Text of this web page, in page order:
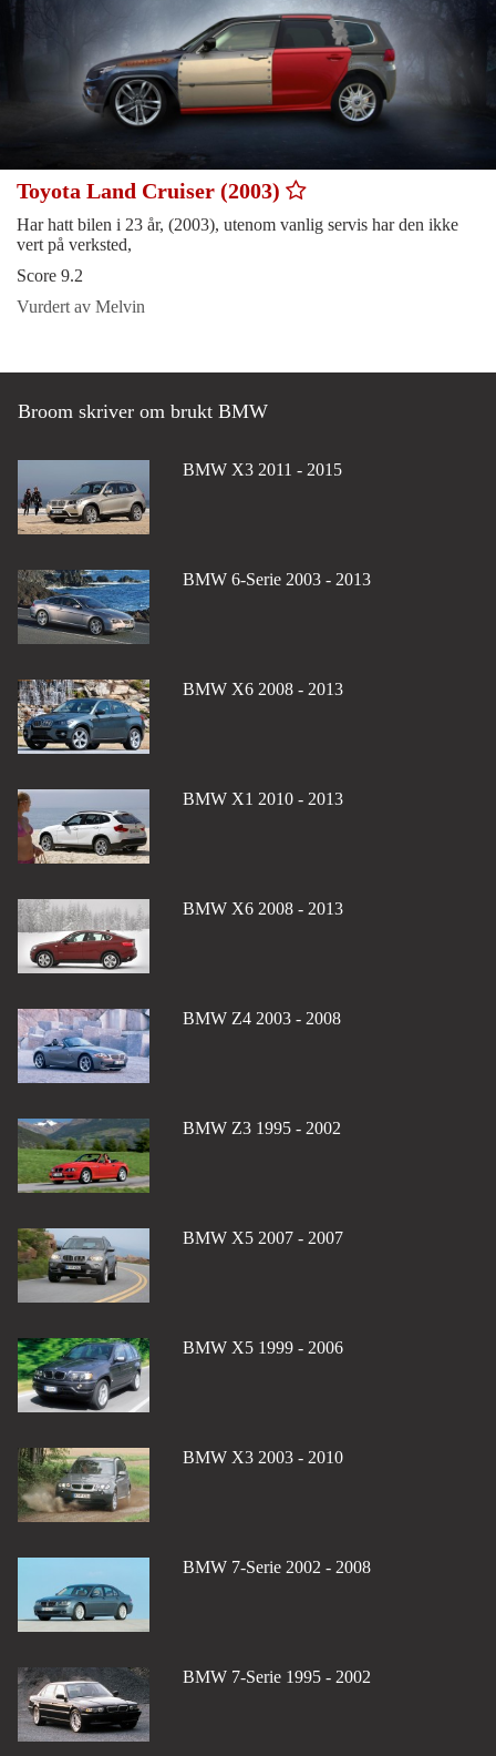
Toyota Land Cruiser (2003)
Har hatt bilen i 23 år, (2003), utenom vanlig servis har den ikke
vert på verksted,
Score 9.2
Vurdert av Melvin
Broom skriver om brukt BMW
BMW X3 2011 - 2015
BMW 6-Serie 2003 - 2013
BMW X6 2008 - 2013
BMW X1 2010 - 2013
BMW X6 2008 - 2013
BMW Z4 2003 - 2008
BMW Z3 1995 - 2002
BMW X5 2007 - 2007
BMW X5 1999 - 2006
BMW X3 2003 - 2010
BMW 7-Serie 2002 - 2008
BMW 7-Serie 1995 - 2002